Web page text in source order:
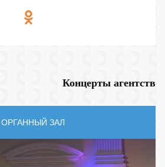
Концерты агентств
ОРГАННЫЙ ЗАЛ